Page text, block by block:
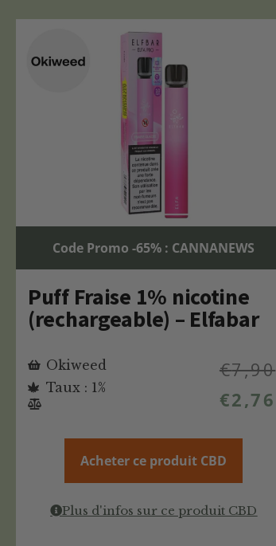
Code Promo -65% : CANNANEWS
Puff Fraise 1% nicotine
(rechargeable) – Elfabar
Okiweed
Taux : 1%
€7,90
€2,76
Acheter ce produit CBD
Plus d'infos sur ce produit CBD